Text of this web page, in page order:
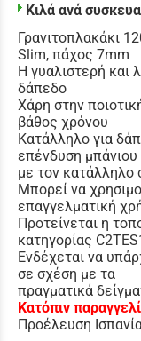
Κιλά ανά
Γρανιτοπλακάκι
Slim, πάχος 7mm
Η γυαλιστερή και
δάπεδο
Χάρη στην
βάθος χρόνου
Κατάλληλο για
επένδυση μπάνιου
με τον κατάλληλο
Μπορεί να
επαγγελματική
Προτείνεται η
κατηγορίας
Ενδέχεται να
σε σχέση με τα
πραγματικά
Κατόπιν
Προέλευση